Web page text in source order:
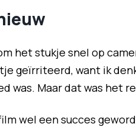
het stukje snel op
geïrriteerd, want ik
was. Maar dat was het
wel een succes